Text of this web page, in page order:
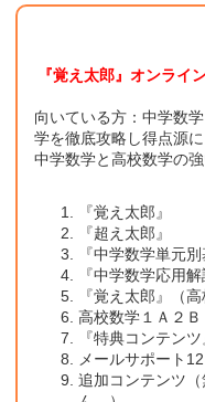
『覚え太郎』オンライ
向いている方：中学数
学を徹底攻略し得点源
中学数学と高校数学の
『覚え太郎』
『超え太郎』
『中学数学単元
『中学数学応用解
『覚え太郎』（
高校数学１Ａ２Ｂ
『特典コンテン
メールサポート
追加コンテンツ